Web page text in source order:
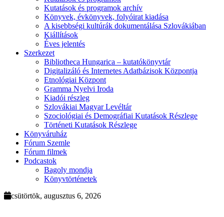
Kutatások és programok archív
Könyvek, évkönyvek, folyóirat kiadása
A kisebbségi kultúrák dokumentálása Szlovákiában
Kiállítások
Éves jelentés
Szerkezet
Bibliotheca Hungarica – kutatókönyvtár
Digitalizáló és Internetes Adatbázisok Központja
Etnológiai Központ
Gramma Nyelvi Iroda
Kiadói részleg
Szlovákiai Magyar Levéltár
Szociológiai és Demográfiai Kutatások Részlege
Történeti Kutatások Részlege
Könyváruház
Fórum Szemle
Fórum filmek
Podcastok
Bagoly mondja
Könyvtörténetek
csütörtök, augusztus 6, 2026